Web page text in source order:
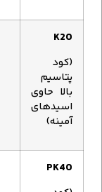
K20
(کود
پتاسیم
بالا حاوی
اسیدهای
آمینه)
PK40